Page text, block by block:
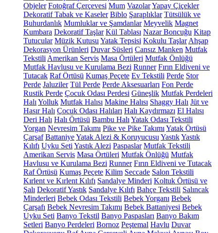
Objeler Fotoğraf Çerçevesi Mum VazolarYapay Çiçekler
Dekoratif Tabak ve Kaseler Biblo Şaraplıklar Tütsülük ve
Buhurdanlık Mumluklar ve Şamdanlar Meyvelik Magnet
Kumbara Dekoratif Taşlar Kül Tablası Nazar Boncuğu Kitap
Tutucular Müzik Kutusu Yatak Tepsisi Kokulu Taşlar Ahşap
Dekorasyon Ürünleri Duvar Süsleri Cansız Manken Mutfak
Tekstili Amerikan Servis Masa Örtüleri Mutfak Önlüğü
Mutfak Havlusu ve Kurulama Bezi Runner Fırın Eldiveni ve
Tutacak Raf Örtüsü Kumaş Peçete Ev Tekstili Perde Stor
Perde Jaluziler Tül Perde Perde Aksesuarları Fon Perde
Rustik Perde Çocuk Odası Perdesi Güneşlik Mutfak Perdeleri
Halı Yolluk Mutfak Halısı Makine Halısı Shaggy Halı Jüt ve
Hasır Halı Çocuk Odası Halıları Halı Kaydırmazı El Halısı
Deri Halı Halı Örtüsü Bambu Halı Yatak Odası Tekstili
Yorgan Nevresim Takımı Pike ve Pike Takımı Yatak Örtüsü
Çarşaf BattaniyeYatak Alezi & Koruyucusu YastıkYastık
Kılıfı Uyku Seti Yastık Alezi Paspaslar Mutfak Tekstili
Amerikan Servis Masa Örtüleri Mutfak Önlüğü Mutfak
Havlusu ve Kurulama Bezi Runner Fırın Eldiveni ve Tutacak
Raf Örtüsü Kumaş Peçete Kilim Seccade Salon Tekstili
Kırlent ve Kırlent Kılıfı Sandalye Minderi Koltuk Örtüsü ve
Şalı Dekoratif Yastık Sandalye Kılıfı Bahçe Tekstili Salıncak
Minderleri Bebek Odası Tekstili Bebek Yorganı Bebek
Çarşafı Bebek Nevresim Takımı Bebek Battaniyesi Bebek
Uyku Seti Banyo Tekstil Banyo Paspasları Banyo Bakım
Setleri Banyo Perdeleri Bornoz Peştemal Havlu Duvar